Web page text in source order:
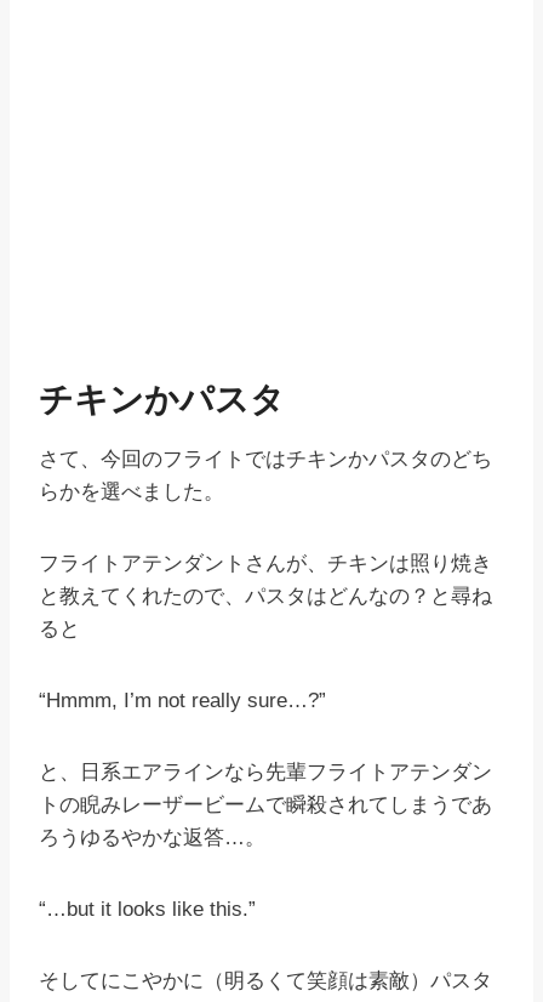
チキンかパスタ
さて、今回のフライトではチキンかパスタのどち
らかを選べました。
フライトアテンダントさんが、チキンは照り焼き
と教えてくれたので、パスタはどんなの？と尋ね
ると
“Hmmm, I’m not really sure…?”
と、日系エアラインなら先輩フライトアテンダン
トの睨みレーザービームで瞬殺されてしまうであ
ろうゆるやかな返答…。
“…but it looks like this.”
そしてにこやかに（明るくて笑顔は素敵）パスタ